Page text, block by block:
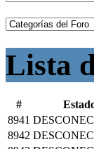
Lista
#
8941
8942